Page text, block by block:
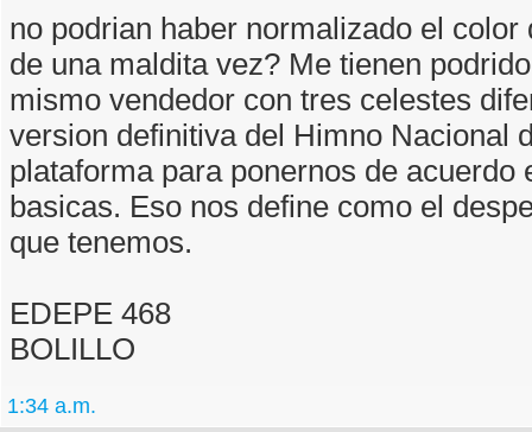
no podrian haber normalizado el color
de una maldita vez? Me tienen
mismo vendedor con tres celestes
version definitiva del Himno Nacional
plataforma para ponernos de acuerdo
basicas. Eso nos define como el
que tenemos.
EDEPE 468
BOLILLO
1:34 a.m.